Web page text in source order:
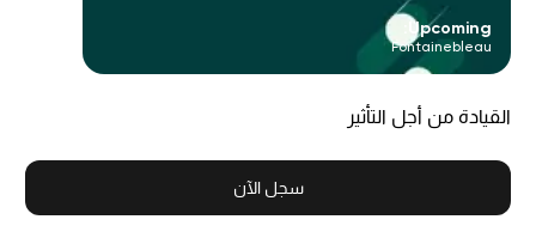
Upcoming:
Fontainebleau
القيادة من أجل التأثير
سجل الآن